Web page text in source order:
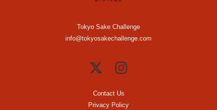
Tokyo Sake Challenge
info@tokyosakechallenge.com
Contact Us
Privacy Policy